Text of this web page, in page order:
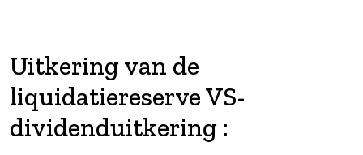
Uitkering van de
liquidatiereserve VS-
dividenduitkering :